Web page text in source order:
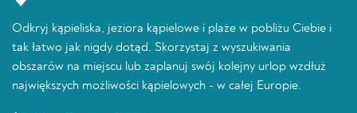
Odkryj kąpieliska, jeziora kąpielowe i plaże w pobliżu Ciebie i
tak łatwo jak nigdy dotąd. Skorzystaj z wyszukiwania
obszarów na miejscu lub zaplanuj swój kolejny urlop wzdłuż
największych możliwości kąpielowych - w całej Europie.